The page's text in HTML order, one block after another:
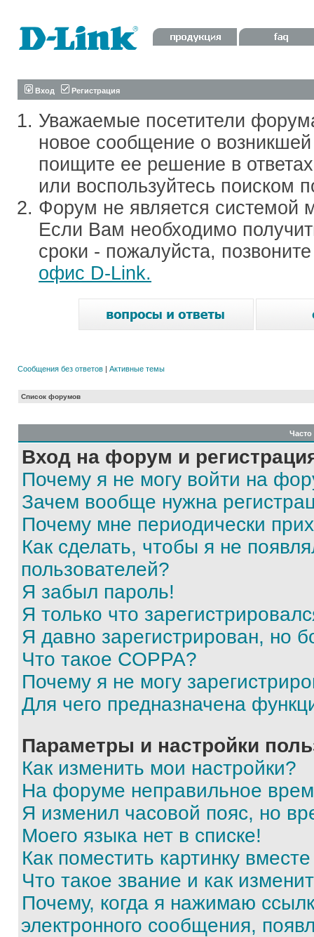
Вход Регистрация
Уважаемые посетители
новое сообщение о
поищите ее решение в
или воспользуйтесь поиском
Форум не является системой
Если Вам необходимо
сроки - пожалуйста,
офис D-Link.
Сообщения без ответов | Активные темы
Список форумов
Вход на форум и
Почему я не могу войти на
Зачем вообще нужна
Почему мне периодически
Как сделать, чтобы я не
пользователей?
Я забыл пароль!
Я только что
Я давно зарегистрирован, но
Что такое COPPA?
Почему я не могу
Для чего предназначена
Параметры и настройки
Как изменить мои настройки?
На форуме неправильное
Я изменил часовой пояс, но
Моего языка нет в списке!
Как поместить картинку
Что такое звание и как
Почему, когда я нажимаю
электронного сообщения,